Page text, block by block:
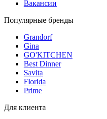
Вакансии
Популярные бренды
Grandorf
Gina
GO'KITCHEN
Best Dinner
Savita
Florida
Prime
Для клиента